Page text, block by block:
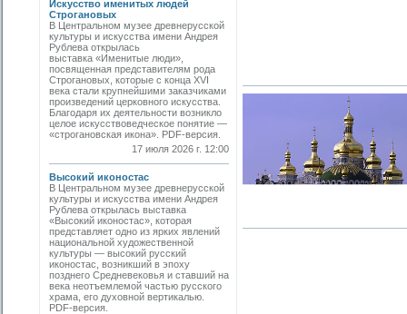
Искусство именитых людей
Строгановых
В Центральном музее древнерусской
культуры и искусства имени Андрея
Рублева открылась
выставка «Именитые люди»,
посвященная представителям рода
Строгановых, которые с конца XVI
века стали крупнейшими заказчиками
произведений церковного искусства.
Благодаря их деятельности возникло
целое искусствоведческое понятие —
«строгановская икона». PDF-версия.
17 июля 2026 г. 12:00
Высокий иконостас
В Центральном музее древнерусской
культуры и искусства имени Андрея
Рублева открылась выставка
«Высокий иконостас», которая
представляет одно из ярких явлений
национальной художественной
культуры — высокий русский
иконостас, возникший в эпоху
позднего Средневековья и ставший на
века неотъемлемой частью русского
храма, его духовной вертикалью.
PDF-версия.